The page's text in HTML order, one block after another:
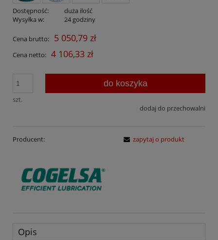
Dostępność:
duża ilość
Wysyłka w:
24 godziny
Cena brutto: 5 050,79 zł
Cena netto: 4 106,33 zł
szt.
do koszyka
dodaj do przechowalni
Producent: zapytaj o produkt
Opis